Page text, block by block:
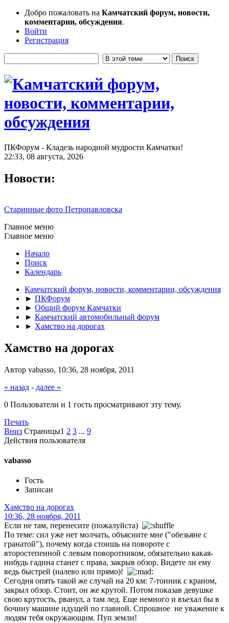
Добро пожаловать на Камчатский форум, новости,
комментарии, обсуждения.
Войти
Регистрация
ПКФорум - Кладезь народной мудрости Камчатки!
22:33, 08 августа, 2026
Новости:
Старинные фото Петропавловска
Главное меню
Главное меню
Начало
Поиск
Календарь
Камчатский форум, новости, комментарии, обсуждения
► ПКФорум
► Общий форум Камчатки
► Камчатский автомобильный форум
► Хамство на дорогах
Хамство на дорогах
Автор vabasso, 10:36, 28 ноября, 2011
« назад - далее »
0 Пользователи и 1 гость просматривают эту тему.
Печать
Вниз Страницы1 2 3 ... 9
Действия пользователя
vabasso
Гость
Записан
Хамство на дорогах
10:36, 28 ноября, 2011
Если не там, перенесите (пожалуйста)
По теме: сил уже нет молчать, объясните мне ("обезьяне с
гранатой"), почему когда стоишь на повороте с
второстепенной с левым поворотником, обязательно какая-
нибудь гадина станет с права, закрыв обзор. Видете ли ему
ведь быстрей (налево или прямо)!
Сегодня опять такой же случай на 20 км: 7-тонник с краном,
закрыл обзор. Стоит, он же крутой. Потом показав девушке
свою крутость, рванул, а там лед. Еще немного и въехал бы в
бочину машине идущей по главной. Спрошное не уважение к
людям тебя окружающим. Пуп земли!